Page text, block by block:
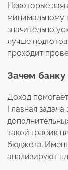
Некоторые
минимальному
значительно
лучше
проходит
Зачем
Доход
Главная
такой график
бюджета.
анализируют